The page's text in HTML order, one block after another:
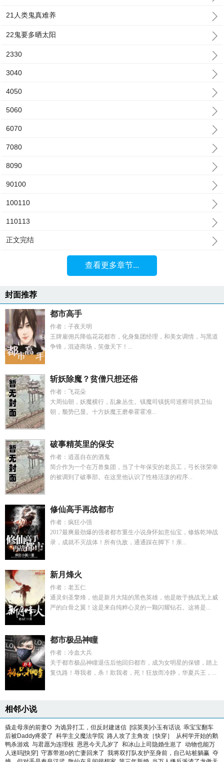
21人类鬼真难养
22鬼要多晒太阳
2330
3040
4050
5060
6070
7080
8090
90100
100110
110113
正文完结
查看更多章节...
封面推荐
都市高手
作者：子夜天明
王牌雇佣兵降临花花都市，化身集团经理，和美女调情，与黑道
争锋，混迹商场，笑傲天下！...
斩妖除魔？贫僧只想还俗
作者：飞花朵
大周仙朝，妖魔横行，乱象丛生。镇魔司镇抚司巡察司拱卫仙
朝，颓势已显。十方妖魔王磨拳霍霍准...
破事精英里的保安
作者：逍遥自在的酒鬼
简介作为一个在万兽集团，当了十年保安的老员工，弓长张荣幸
的被调到了破事部。在这里他认识了性格活泼的程序...
修仙高手再战都市
作者：疯狂小强
2017最爽最劲爆的强者都市重生小说身怀如意仙宝，修炼乾坤战
录，成就不灭战体！所有仇敌，通通踩在脚下！亲...
新月烽火
作者：老五仁
通灵剑圣擎烽，他是新月大陆的黑色英雄，他是敢于挑战无上威
严的白骨之翼！这是来自纯粹心灵的一颗闪耀钻石。这将是...
都市极品神瞳
作者：冷血大兵
关于都市极品神瞳退伍后他回归都市，成为女明星的保镖，踏上
复仇路！辱我者，杀！欺我者，死！狂放而冷静，华夏兵王，...
相邻小说
撬走母亲的前妻O 为诡异打工，但反封建迷信 [综英美]小玉有话说 乖宝宝翻车
后被Daddy疼爱了 科学主义魔法学院 路人攻了主角攻［快穿］
从柯学开始的鹅
鸭杀游戏 与君愿为连理枝 恩恩今天几岁了 和冰山上司隐婚生崽了 动物也能万
人迷吗[快穿] 守寡带崽o的亡妻回来了 我将双打队友护至身前，自己站桩躺赢 夺